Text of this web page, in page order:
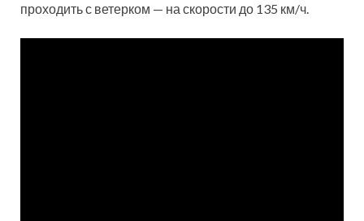
проходить с ветерком — на скорости до 135 км/ч.